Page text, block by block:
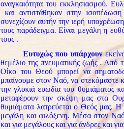
αναγκαιότητα του εκκλησιασμού.
και αντιστάθηκαν στην
συνεχίζουν αυτήν την ιερή
τους παράδειγμα. Είναι μεγάλη η
τους .
Ευτυχώς που υπάρχουν
θεμέλιο της πνευματικής ζωής . Από
Οίκο του Θεού μπορεί να
μπαίνουμε στον Ναό, να
την γλυκιά ευωδία του θυμιάματος
μεταφέρουν την σκέψη μας στα
θυμιάματα λατρεύεται ο Θεός μας.
μεγάλη και φιλόξενη. Μέσα στον Ναό
και για μεγάλους και για άνδρες και